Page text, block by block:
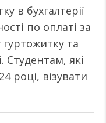
в бухгалтерії
по оплаті за
та
Студентам, які
році, візувати